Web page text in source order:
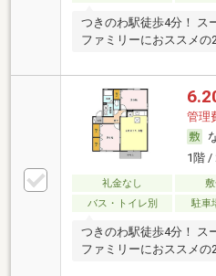
つきのわ駅徒歩4分！
ファミリーにおススメの
管理
1階 /
礼金なし
バス・トイレ別
駐車
つきのわ駅徒歩4分！
ファミリーにおススメの